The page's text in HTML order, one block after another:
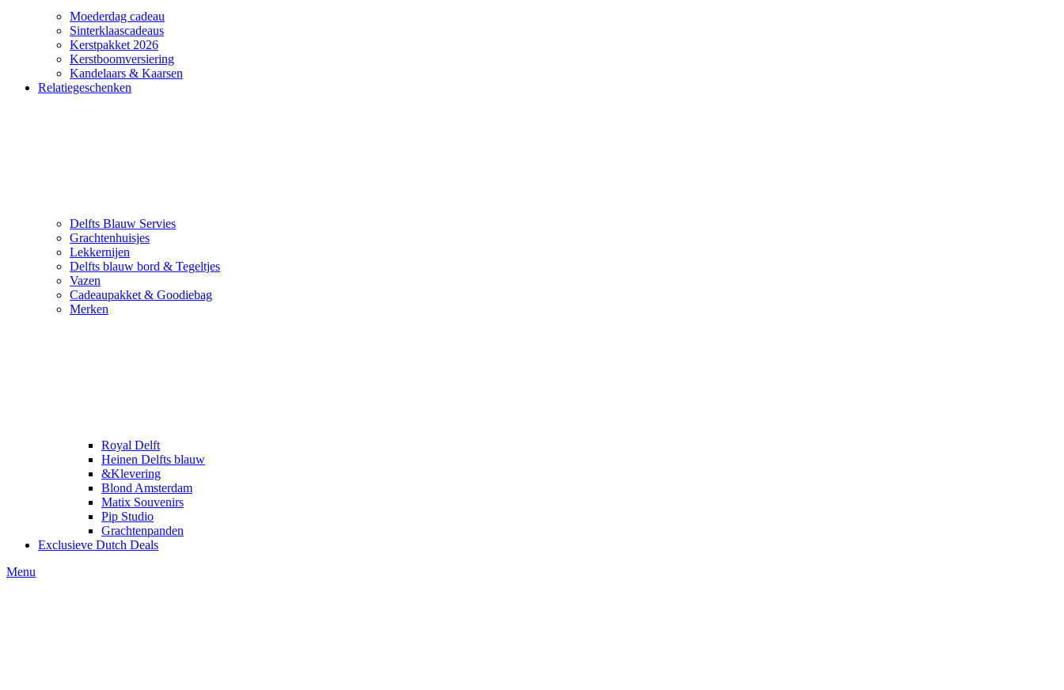
Moederdag cadeau
Sinterklaascadeaus
Kerstpakket 2026
Kerstboomversiering
Kandelaars & Kaarsen
Relatiegeschenken
Delfts Blauw Servies
Grachtenhuisjes
Lekkernijen
Delfts blauw bord & Tegeltjes
Vazen
Cadeaupakket & Goodiebag
Merken
Royal Delft
Heinen Delfts blauw
&Klevering
Blond Amsterdam
Matix Souvenirs
Pip Studio
Grachtenpanden
Exclusieve Dutch Deals
Menu